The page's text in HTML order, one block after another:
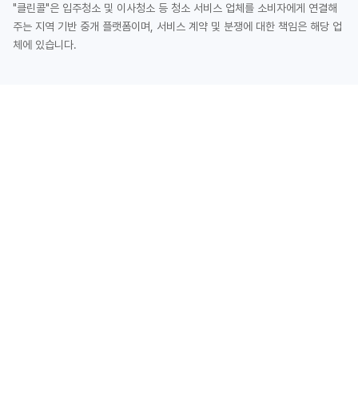
"클린콜"은 입주청소 및 이사청소 등 청소 서비스 업체를 소비자에게 연결해
주는 지역 기반 중개 플랫폼이며, 서비스 계약 및 분쟁에 대한 책임은 해당 업
체에 있습니다.